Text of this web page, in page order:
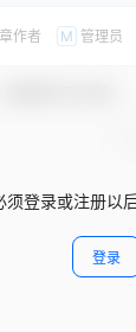
作者 M 管理员
须登录或注册以
登录